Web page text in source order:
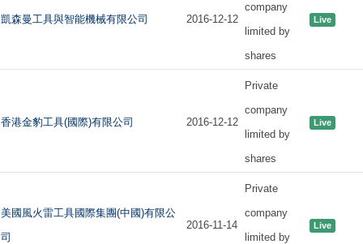
凱森曼工具與智能機械有限公司 2016-12-12
company
limited by
shares
Live
香港金豹工具(國際)有限公司 2016-12-12
Private
company
limited by
shares
Live
美國風火雷工具國際集團(中國)有限公
司
2016-11-14
Private
company
limited by
Live